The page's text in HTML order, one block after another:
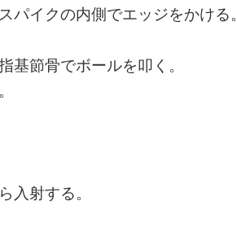
パイクの内側でエッジをかける。
基節骨でボールを叩く。
入射する。